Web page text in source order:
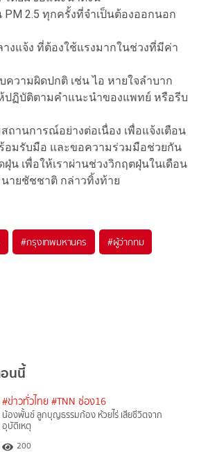
2.5 ทุกครั้งที่จำเป็นต้องออกนอก
งแจ้ง ที่ต้องใช้แรงมากในช่วงที่มีค่า
ความผิดปกติ เช่น ไอ หายใจลำบาก
ปฏิบัติตามคำแนะนำของแพทย์ หรือรีบ
ถานการณ์อย่างต่อเนื่อง เพื่อแจ้งเตือน
อมรับมือ และขอความร่วมมือช่วยกัน
น เพื่อให้เราผ่านช่วงวิกฤตฝุ่นในเดือน
ายชัชชาติ กล่าวทิ้งท้าย
#กรุงเทพมหานคร #ผู้ว่ากทม
นนี้
#ข่าวทั่วไทย #TNN ช่อง16
น้องพั้นช์ ลูกบุญธรรมก้อง ห้วยไร่ เสียชีวิตจาก
อุบัติเหตุ
200